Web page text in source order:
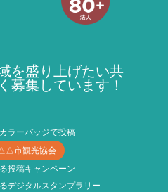
を盛り上げたい共
募集しています！
ラーバッジで投稿
市観光協会
投稿キャンペーン
デジタルスタンプラリー